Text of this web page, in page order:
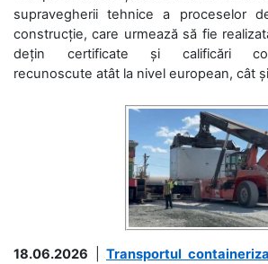
supravegherii tehnice a proceselor
construcție, care urmează să fie
dețin certificate și calificări
recunoscute atât la nivel european, cât
18.06.2026
Transportul